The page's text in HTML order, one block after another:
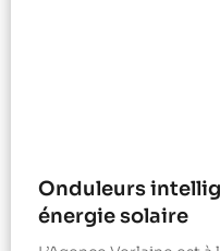
Onduleurs
énergie solaire